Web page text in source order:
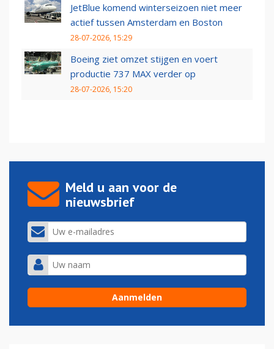
JetBlue komend winterseizoen niet meer
actief tussen Amsterdam en Boston
28-07-2026, 15:29
Boeing ziet omzet stijgen en voert
productie 737 MAX verder op
28-07-2026, 15:20
Meld u aan voor de
nieuwsbrief